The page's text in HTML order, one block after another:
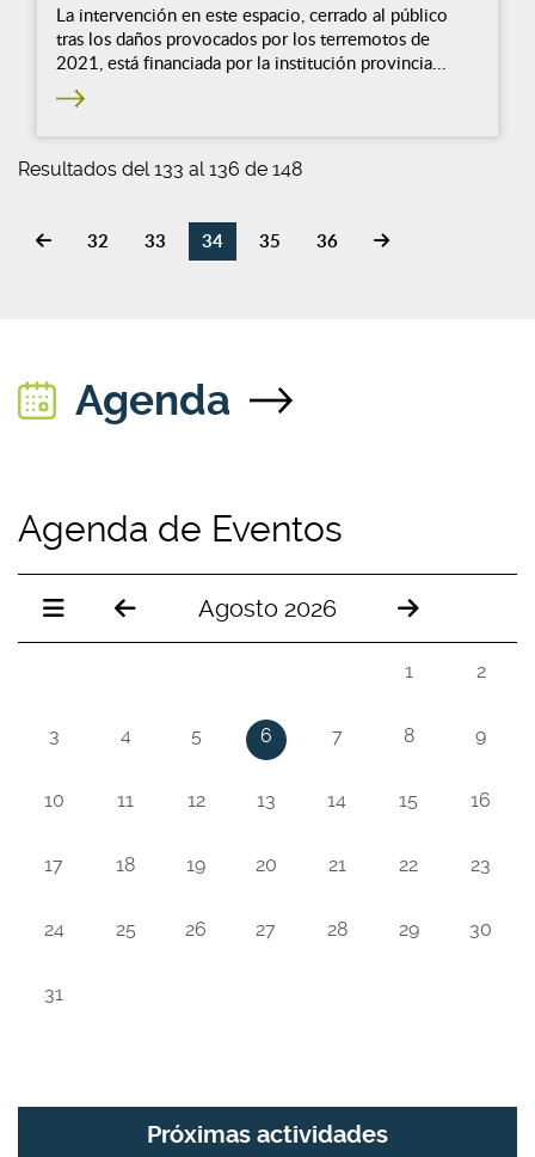
La intervención en este espacio, cerrado al público
tras los daños provocados por los terremotos de
2021, está financiada por la institución provincia...
Resultados del 133 al 136 de 148
32 33 34 35 36
Agenda
Agenda de Eventos
Agosto 2026
1 2
3 4 5 6 7 8 9
10 11 12 13 14 15 16
17 18 19 20 21 22 23
24 25 26 27 28 29 30
31
Próximas actividades